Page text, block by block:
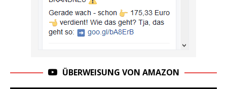
ÜBERWEISUNG VON AMAZON